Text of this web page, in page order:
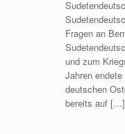
Fragen an
und zum
Jahren
deutschen
bereits auf […]